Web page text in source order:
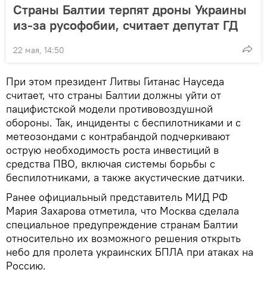
Страны Балтии терпят дроны Украины
из-за русофобии, считает депутат ГД
22 мая, 14:50
При этом президент Литвы Гитанас Науседа
считает, что страны Балтии должны уйти от
пацифистской модели противовоздушной
обороны. Так, инциденты с беспилотниками и с
метеозондами с контрабандой подчеркивают
острую необходимость роста инвестиций в
средства ПВО, включая системы борьбы с
беспилотниками, а также акустические датчики.
Ранее официальный представитель МИД РФ
Мария Захарова отметила, что Москва сделала
специальное предупреждение странам Балтии
относительно их возможного решения открыть
небо для пролета украинских БПЛА при атаках на
Россию.